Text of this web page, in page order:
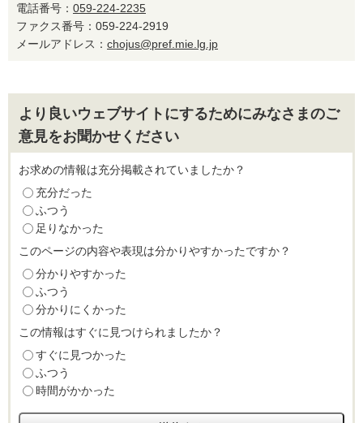
電話番号： 059-224-2235
ファクス番号：059-224-2919
メールアドレス： chojus@pref.mie.lg.jp
より良いウェブサイトにするためにみなさまのご
意見をお聞かせください
お求めの情報は充分掲載されていましたか？
充分だった
ふつう
足りなかった
このページの内容や表現は分かりやすかったですか？
分かりやすかった
ふつう
分かりにくかった
この情報はすぐに見つけられましたか？
すぐに見つかった
ふつう
時間がかかった